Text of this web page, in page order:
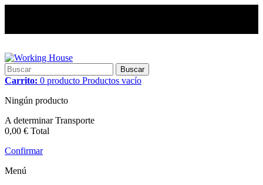
Buscar
Carrito: 0 producto Productos vacío
Ningún producto
A determinarTransporte
0,00 € Total
Confirmar
Menú